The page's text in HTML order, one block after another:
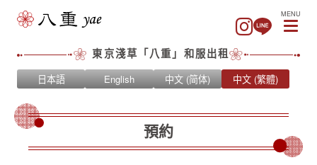
東京淺草「八重」和服出租
日本語 English 中文 (简体) 中文 (繁體)
MENU
預約